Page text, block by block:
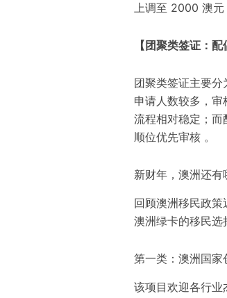
上调至 2000 澳元
【团聚类签证：配
团聚类签证主要
申请人数较多，
流程相对稳定；
顺位优先审核 。
新财年，澳洲还有
回顾澳洲移民政
澳洲绿卡的移民选
第一类： 澳洲国家
该项目欢迎各行业